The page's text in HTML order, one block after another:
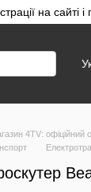
на сайті
4TV: офіційний